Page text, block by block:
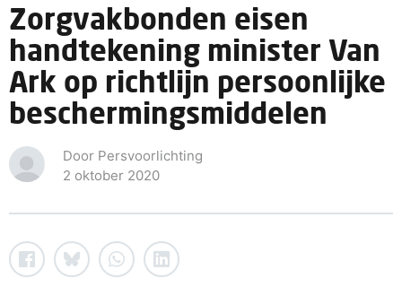
Zorgvakbonden eisen
handtekening minister Van
Ark op richtlijn persoonlijke
beschermingsmiddelen
Door Persvoorlichting
2 oktober 2020